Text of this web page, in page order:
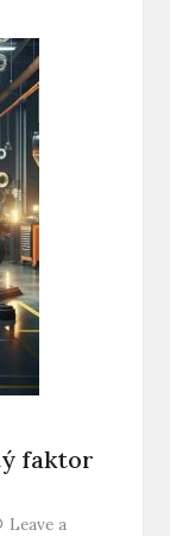
faktor
Leave a